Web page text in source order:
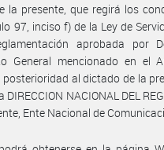
la presente, que regirá los
97, inciso f) de la Ley de
aprobada por
General mencionado en el
al dictado de la
NACIONAL DEL
Ente Nacional de